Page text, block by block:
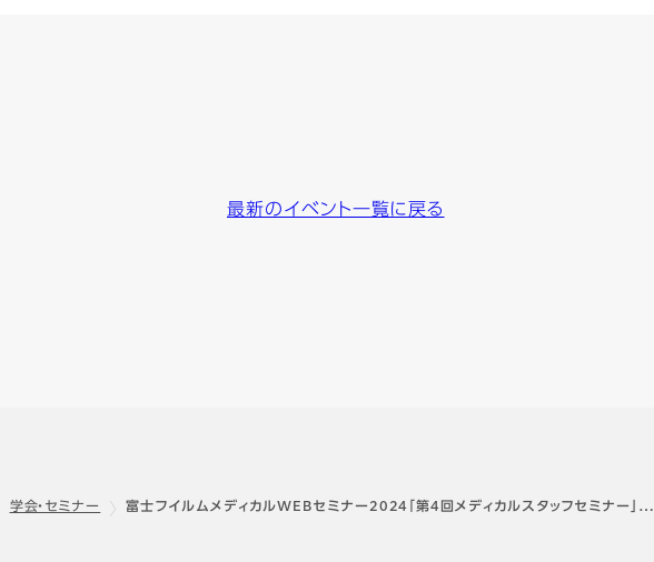
最新のイベント一覧に戻る
学会・セミナー 富士フイルムメディカルWEBセミナー2024「第4回メディカルスタッフセミナー」…